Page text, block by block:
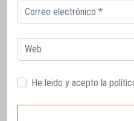
Correo
electrónico
Web
He leido y acepto la